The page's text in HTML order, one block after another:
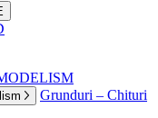
Grunduri – Chituri